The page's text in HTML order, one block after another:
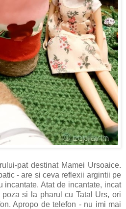
pat destinat Mamei Ursoaice.
- are si ceva reflexii argintii pe
incantate. Atat de incantate, incat
si la pharul cu Tatal Urs, ori
Apropo de telefon - nu imi mai